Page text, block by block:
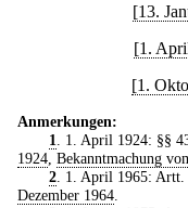
[13.
[1.
[1.
Anmerkungen:
1
. 1. April 1924: §§
1924 Bekanntmachung
2. 1. April 1965: Artt.
Dezember 1964